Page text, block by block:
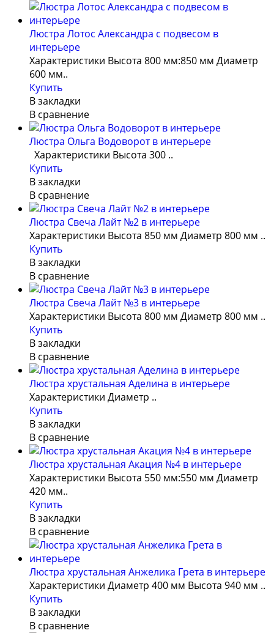
Люстра Лотос Александра с подвесом в
интерьере
Характеристики Высота 800 мм:850 мм Диаметр
600 мм..
Купить
В закладки
В сравнение
Люстра Ольга Водоворот в интерьере
Характеристики Высота 300 ..
Купить
В закладки
В сравнение
Люстра Свеча Лайт №2 в интерьере
Характеристики Высота 850 мм Диаметр 800 мм ..
Купить
В закладки
В сравнение
Люстра Свеча Лайт №3 в интерьере
Характеристики Высота 800 мм Диаметр 800 мм ..
Купить
В закладки
В сравнение
Люстра хрустальная Аделина в интерьере
Характеристики Диаметр ..
Купить
В закладки
В сравнение
Люстра хрустальная Акация №4 в интерьере
Характеристики Высота 550 мм:550 мм Диаметр
420 мм..
Купить
В закладки
В сравнение
Люстра хрустальная Анжелика Грета в интерьере
Характеристики Диаметр 400 мм Высота 940 мм ..
Купить
В закладки
В сравнение